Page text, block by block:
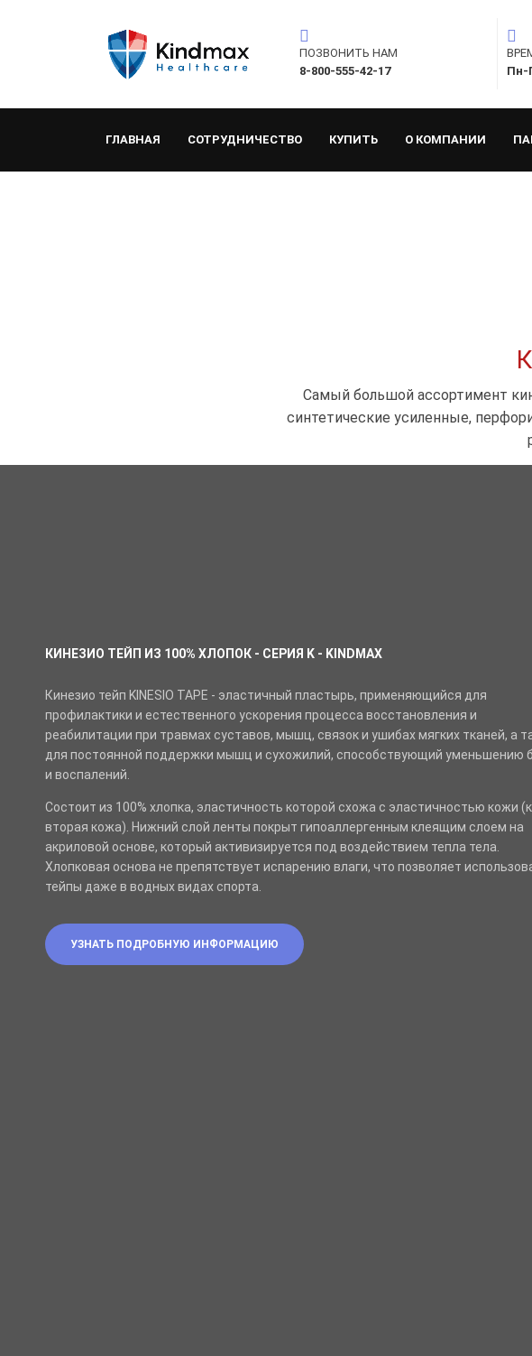
ПОЗВОНИТЬ НАМ
8-800-555-42-17
Пн-
ГЛАВНАЯ СОТРУДНИЧЕСТВО КУПИТЬ О КОМПАНИИ
К
Самый большой ассортимент
синтетические усиленные,
КИНЕЗИО ТЕЙП ИЗ 100% ХЛОПОК - СЕРИЯ K - KINDMAX
Кинезио тейп KINESIO TAPE - эластичный пластырь, применяющийся для
профилактики и естественного ускорения процесса восстановления и
реабилитации при травмах суставов, мышц, связок и ушибах мягких тканей, а
для постоянной поддержки мышц и сухожилий, способствующий уменьшению
и воспалений.
Состоит из 100% хлопка, эластичность которой схожа с эластичностью кожи
вторая кожа). Нижний слой ленты покрыт гипоаллергенным клеящим слоем на
акриловой основе, который активизируется под воздействием тепла тела.
Хлопковая основа не препятствует испарению влаги, что позволяет
тейпы даже в водных видах спорта.
УЗНАТЬ ПОДРОБНУЮ ИНФОРМАЦИЮ